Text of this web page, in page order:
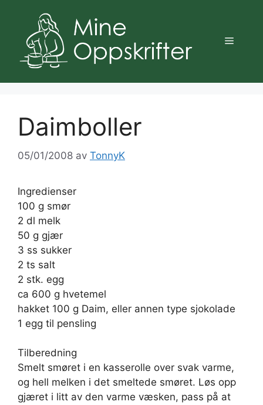
innhold
Meny
Daimboller
05/01/2008 av TonnyK
Ingredienser
100 g smør
2 dl melk
50 g gjær
3 ss sukker
2 ts salt
2 stk. egg
ca 600 g hvetemel
hakket 100 g Daim, eller annen type sjokolade
1 egg til pensling
Tilberedning
Smelt smøret i en kasserolle over svak varme,
og hell melken i det smeltede smøret. Løs opp
gjæret i litt av den varme væsken, pass på at